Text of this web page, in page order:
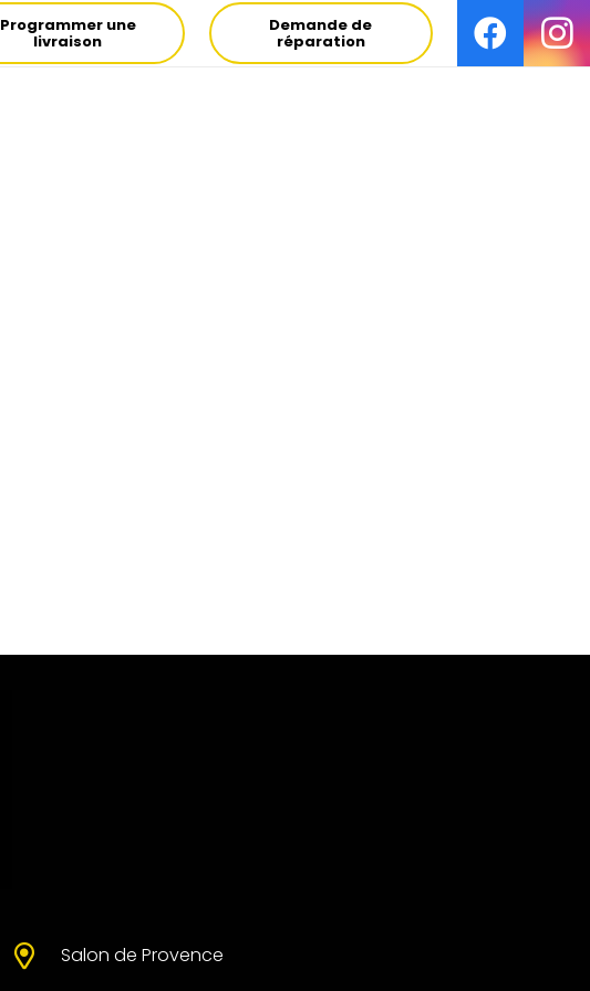
Programmer une
livraison
Demande de
réparation
Salon de Provence